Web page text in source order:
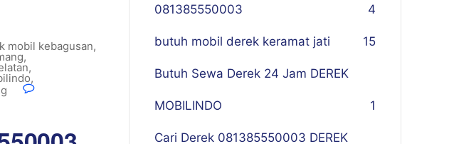
mobil kebagusan,
,
,
,
081385550003 4
butuh mobil derek keramat jati 15
Butuh Sewa Derek 24 Jam DEREK
MOBILINDO 1
Cari Derek 081385550003 DEREK